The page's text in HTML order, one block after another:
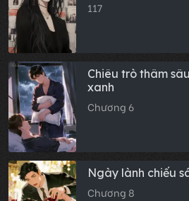
117
Chiêu trò thâm
xanh
Chương 6
Ngày lành chiếu
Chương 8